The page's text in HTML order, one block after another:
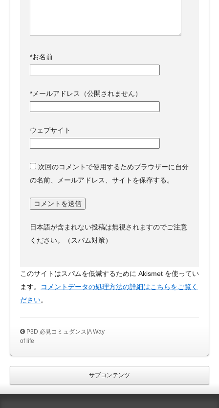
*お名前
* メールアドレス（公開されません）
ウェブサイト
次回のコメントで使用するためブラウザーに自分
の名前、メールアドレス、サイトを保存する。
日本語が含まれない投稿は無視されますのでご注意
ください。（スパム対策）
このサイトはスパムを低減するために Akismet を使ってい
ます。
コメントデータの処理方法の詳細はこちらをご覧く
ださい。
P3D 必見コミュダンス|A Way
of life
サブコンテンツ